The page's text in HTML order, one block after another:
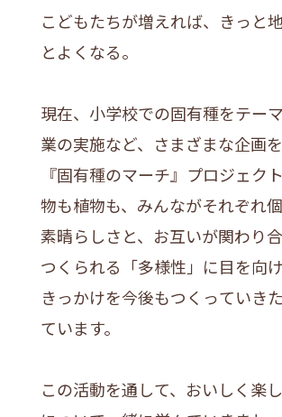
こどもたちが増えれば、きっと
とよくなる。
現在、小学校での固有種をテー
業の実施など、さまざまな企画
『固有種のマーチ』プロジェク
物も植物も、みんながそれぞれ
素晴らしさと、お互いが関わり
つくられる「多様性」に目を向
きっかけを今後もつくっていき
ています。
この活動を通して、おいしく楽